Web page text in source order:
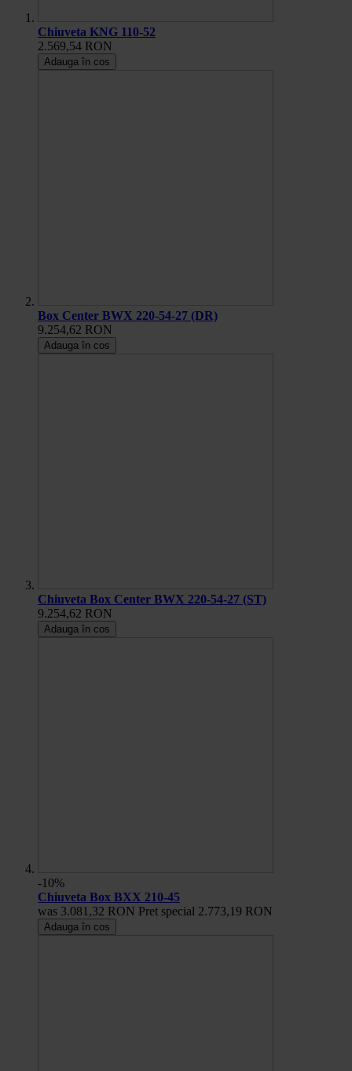
Chiuveta KNG 110-52
2.569,54 RON
Adauga în cos
Box Center BWX 220-54-27 (DR)
9.254,62 RON
Adauga în cos
Chiuveta Box Center BWX 220-54-27 (ST)
9.254,62 RON
Adauga în cos
-10%
Chiuveta Box BXX 210-45
was 3.081,32 RON Pret special 2.773,19 RON
Adauga în cos